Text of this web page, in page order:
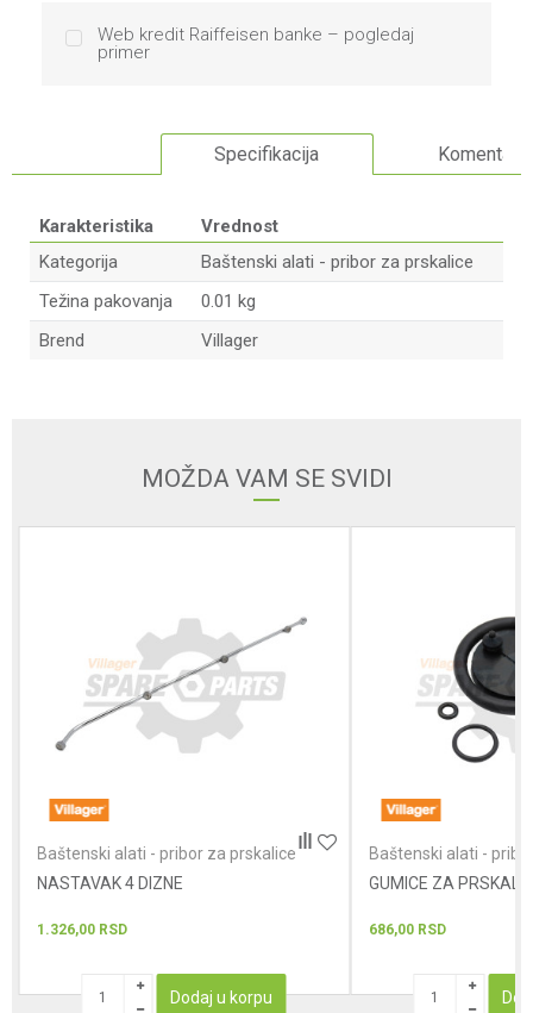
Web kredit Raiffeisen banke – pogledaj
primer
Specifikacija Komentari
Karakteristika
Vrednost
Kategorija
Baštenski alati - pribor za prskalice
Težina pakovanja
0.01 kg
Brend
Villager
MOŽDA VAM SE SVIDI
Baštenski alati - pribor za prskalice
NASTAVAK 4 DIZNE
1.326,00 RSD
Dodaj u korpu
Baštenski alati -
GUMICE ZA
686,00 RSD